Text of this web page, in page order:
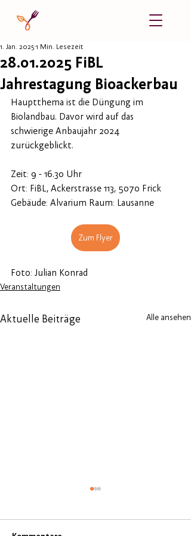
28.01.2025 FiBL
Jahrestagung Bioackerbau
1. Jan. 2025 1 Min. Lesezeit
Hauptthema ist die Düngung im
Biolandbau. Davor wird auf das
schwierige Anbaujahr 2024
zurückgeblickt.
Zeit: 9 - 16.30 Uhr
Ort: FiBL, Ackerstrasse 113, 5070 Frick
Gebäude: Alvarium Raum: Lausanne
Zum Flyer
Foto: Julian Konrad
Veranstaltungen
Aktuelle Beiträge Alle ansehen